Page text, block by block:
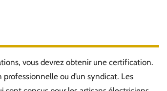
vous devrez obtenir une certification.
ou d’un syndicat. Les